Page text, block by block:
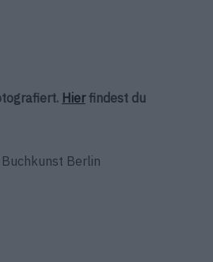
Hierfindest du
Berlin